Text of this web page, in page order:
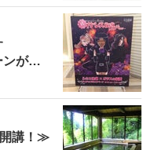
がス
講！≫